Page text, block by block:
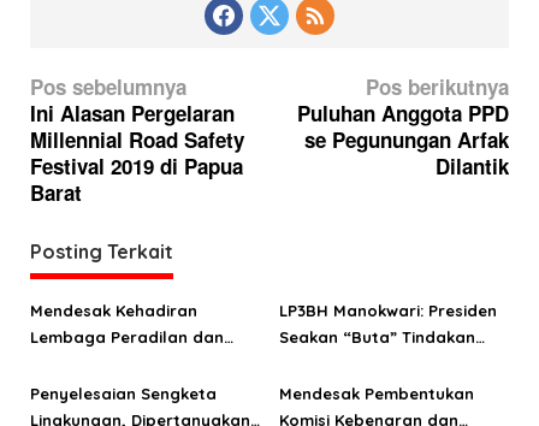
N
a
v
i
a
s
i
o
Pos sebelumnya
Ini Alasan Pergelaran
Millennial Road Safety
Festival 2019 di Papua
Barat
Pos berikutnya
Puluhan Anggota PPD
se Pegunungan Arfak
Dilantik
Posting Terkait
Mendesak Kehadiran
Lembaga Peradilan dan
Daerah di Papua Barat
LP3BH Manokwari: Presiden
Seakan “Buta” Tindakan
Tanah Papua
Penyelesaian Sengketa
Lingkungan, Dipertanyakan
Mendesak Pembentukan
Komisi Kebenaran dan